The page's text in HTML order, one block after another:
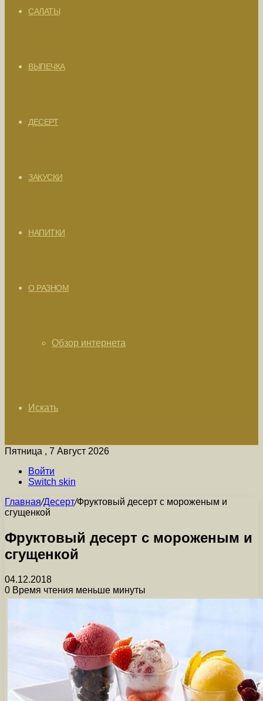
САЛАТЫ
ВЫПЕЧКА
ДЕСЕРТ
ЗАКУСКИ
НАПИТКИ
О РАЗНОМ
Обзор интернета
Искать
Пятница , 7 Август 2026
Войти
Switch skin
Главная/Десерт/Фруктовый десерт с мороженым и
сгущенкой
Фруктовый десерт с мороженым и
сгущенкой
04.12.2018
0 Время чтения меньше минуты